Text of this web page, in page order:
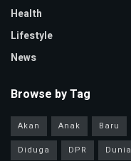
Health
Lifestyle
News
Browse by Tag
Akan Anak Baru
Diduga
DPR Dunia